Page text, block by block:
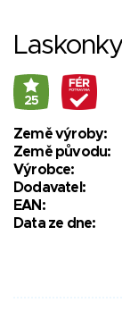
25
Země výroby:
Země původu:
Výrobce:
Dodavatel:
EAN:
Data ze dne: